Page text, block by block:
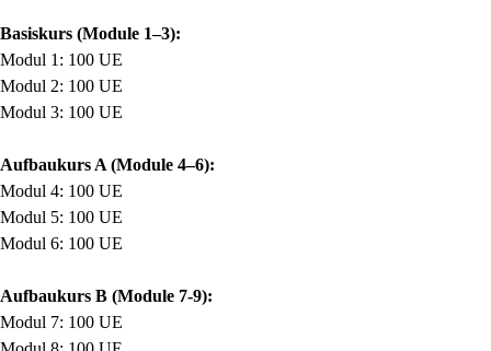
Basiskurs (Module 1–3):
Modul 1: 100 UE
Modul 2: 100 UE
Modul 3: 100 UE
Aufbaukurs A (Module 4–6):
Modul 4: 100 UE
Modul 5: 100 UE
Modul 6: 100 UE
Aufbaukurs B (Module 7-9):
Modul 7: 100 UE